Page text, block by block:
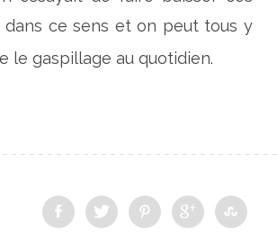
dans ce sens et on peut tous y
le gaspillage au quotidien.